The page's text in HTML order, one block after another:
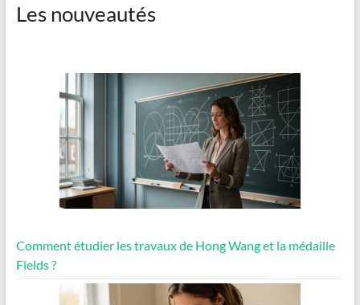
Les nouveautés
Comment étudier les travaux de Hong Wang et la médaille
Fields ?